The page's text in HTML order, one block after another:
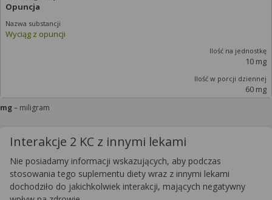
Opuncja
Wyciąg z opuncji
10 mg
60 mg
mg– miligram
Interakcje 2 KC z innymi lekami
Nie posiadamy informacji wskazujących, aby podczas
stosowania tego suplementu diety wraz z innymi lekami
dochodziło do jakichkolwiek interakcji, mających negatywny